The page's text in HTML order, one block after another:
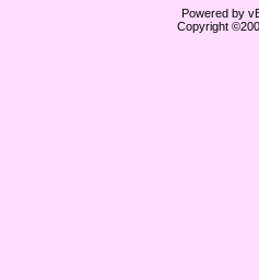
Powered by
Copyright